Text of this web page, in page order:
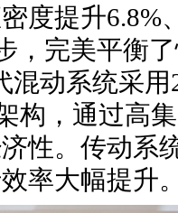
度提升6.8%
，完美平衡
混动系统采
构，通过高
性。传动系
率大幅提升